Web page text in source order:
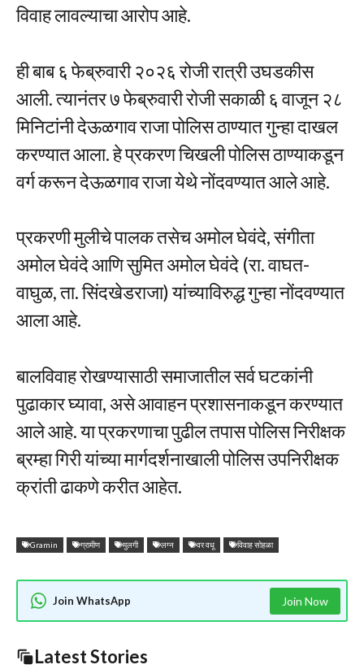
विवाह लावल्याचा आरोप आहे.
ही बाब ६ फेब्रुवारी २०२६ रोजी रात्री उघडकीस
आली. त्यानंतर ७ फेब्रुवारी रोजी सकाळी ६ वाजून २८
मिनिटांनी देऊळगाव राजा पोलिस ठाण्यात गुन्हा दाखल
करण्यात आला. हे प्रकरण चिखली पोलिस ठाण्याकडून
वर्ग करून देऊळगाव राजा येथे नोंदवण्यात आले आहे.
प्रकरणी मुलीचे पालक तसेच अमोल घेवंदे, संगीता
अमोल घेवंदे आणि सुमित अमोल घेवंदे (रा. वाघत-
वाघुळ, ता. सिंदखेडराजा) यांच्याविरुद्ध गुन्हा नोंदवण्यात
आला आहे.
बालविवाह रोखण्यासाठी समाजातील सर्व घटकांनी
पुढाकार घ्यावा, असे आवाहन प्रशासनाकडून करण्यात
आले आहे. या प्रकरणाचा पुढील तपास पोलिस निरीक्षक
ब्रम्हा गिरी यांच्या मार्गदर्शनाखाली पोलिस उपनिरीक्षक
क्रांती ढाकणे करीत आहेत.
Gramin ग्रामीण मुलगी लग्न वर वधू विवाह सोहळा
Join WhatsApp Join Now
Latest Stories